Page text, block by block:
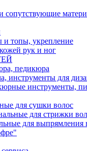
сопутствующие
и топы, укрепление
рук и ног
педикюра
инструменты для
инструменты,
для сушки волос
для стрижки
для выпрямления